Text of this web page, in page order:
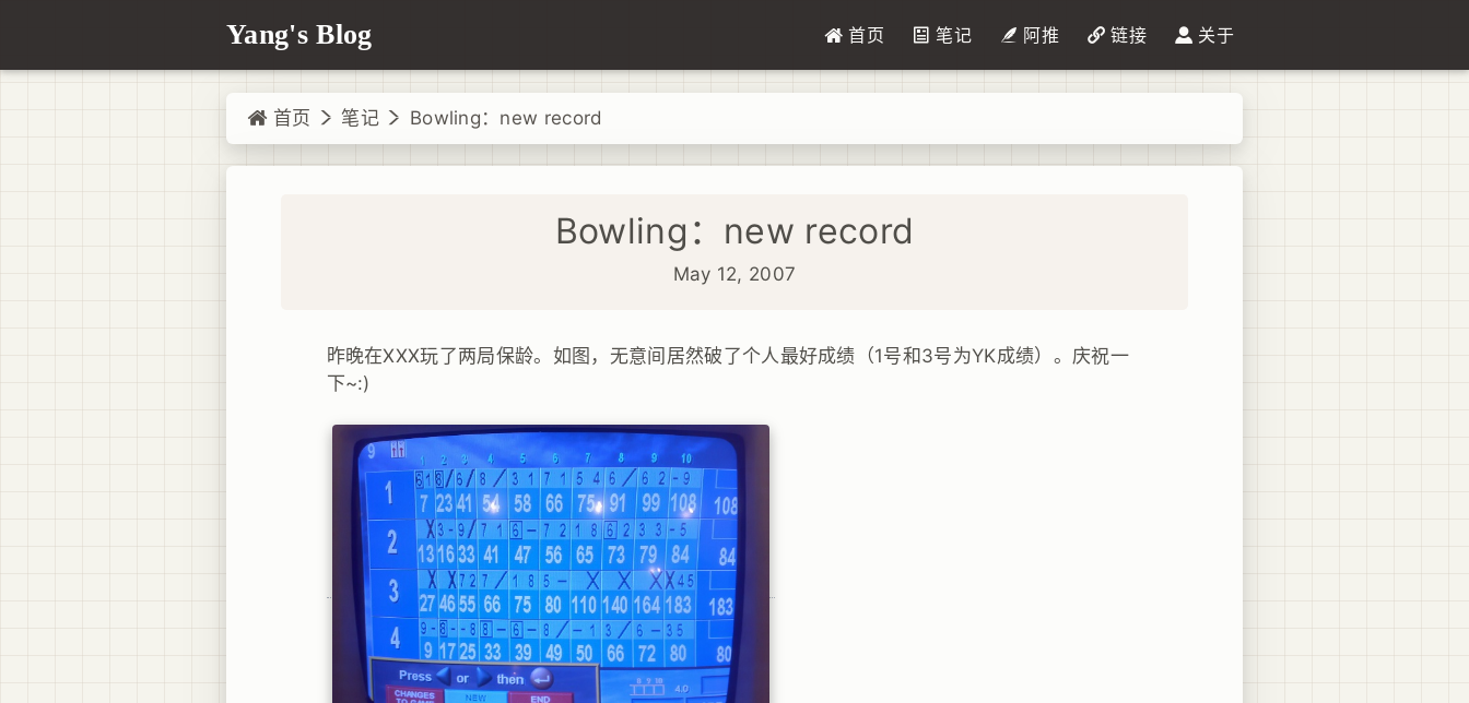
Yang's Blog 首页 笔记 阿推 链接 关于
首页 笔记 Bowling：new record
Bowling：new record
May 12, 2007
昨晚在XXX玩了两局保龄。如图，无意间居然破了个人最好成绩（1号和3号为YK成绩）。庆祝一
下~:)